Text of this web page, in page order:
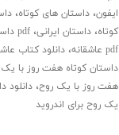
ایفون،داستان های کوتاه،
کوتاه،داستان ایرانی،pdf داستان رایگان
pdf عاشقانه ،دانلود کتاب
داستان کوتاه هفت روز با
هفت روز با یک روح،دانلود
یک روح برای اندروید